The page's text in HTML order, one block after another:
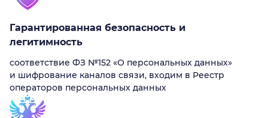
Гарантированная безопасность и
легитимность
соответствие ФЗ №152 «О персональных данных»
и шифрование каналов связи, входим в Реестр
операторов персональных данных